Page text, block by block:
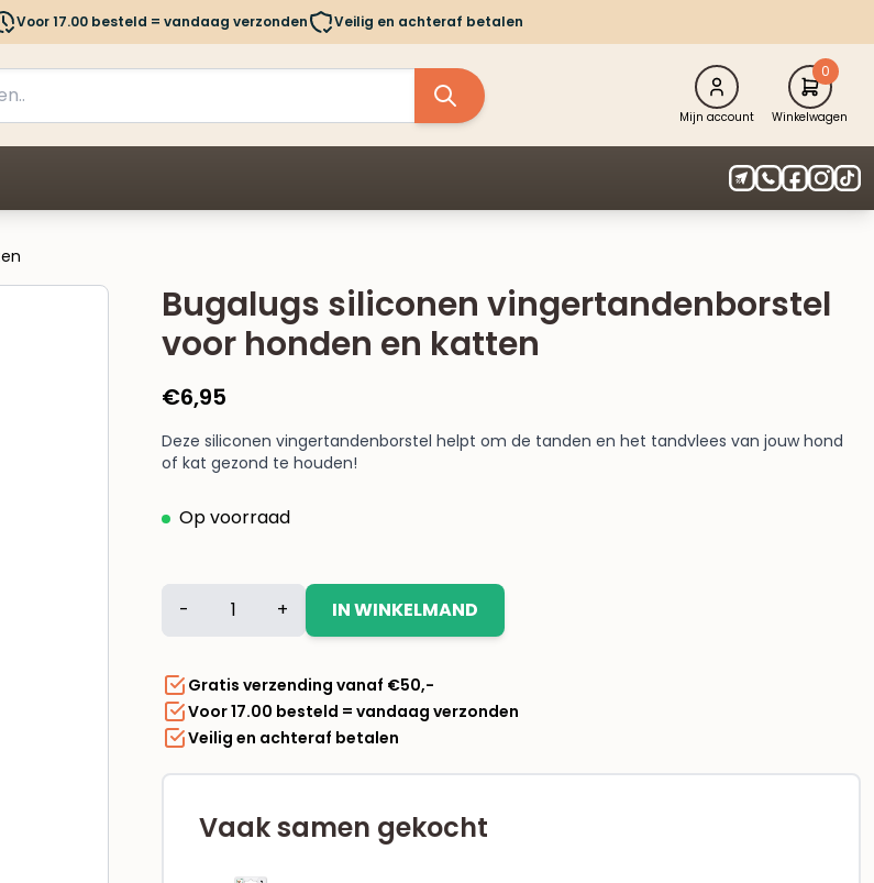
Voor 17.00 besteld = vandaag verzonden Veilig en achteraf betalen
Mijn account
0
Winkelwagen
Bugalugs siliconen vingertandenborstel
voor honden en katten
€6,95
Deze siliconen vingertandenborstel helpt om de tanden en het tandvlees van jouw hond
of kat gezond te houden!
Op voorraad
siliconen
voor
honden
en
katten
aantal
- + IN WINKELMAND
Gratis verzending vanaf €50,-
Voor 17.00 besteld = vandaag verzonden
Veilig en achteraf betalen
Vaak samen gekocht